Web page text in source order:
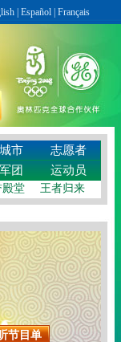
Español Français
市
志愿者
团 运动员
殿堂 王者归来
节目单